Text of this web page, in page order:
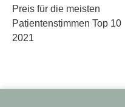
Preis für die meisten
Patientenstimmen Top 10
2021